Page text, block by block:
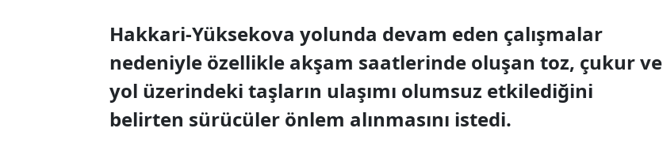
Hakkari-Yüksekova yolunda devam eden çalışmalar
nedeniyle özellikle akşam saatlerinde oluşan toz, çukur ve
yol üzerindeki taşların ulaşımı olumsuz etkilediğini
belirten sürücüler önlem alınmasını istedi.